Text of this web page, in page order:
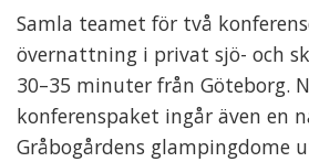
Samla teamet för två
övernattning i privat sjö- och
30–35 minuter från Göteborg.
konferenspaket ingår även en
Gråbogårdens glampingdome